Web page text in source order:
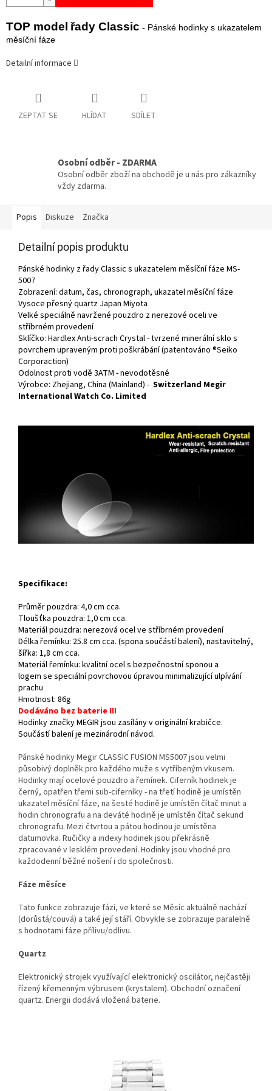
TOP model řady Classic - Pánské hodinky s ukazatelem
měsíční fáze
Detailní informace
ZEPTAT SE HLÍDAT SDÍLET
Osobní odběr - ZDARMA
Osobní odběr zboží na obchodě je u nás pro zákazníky
vždy zdarma.
Popis Diskuze Značka
Detailní popis produktu
Pánské hodinky z řady Classic s ukazatelem měsíční fáze MS-
5007
Zobrazení: datum, čas, chronograph, ukazatel měsíční fáze
Vysoce přesný quartz Japan Miyota
Velké speciálně navržené pouzdro z nerezové oceli ve
stříbrném provedení
Sklíčko: Hardlex Anti-scrach Crystal - tvrzené minerální sklo s
povrchem upraveným proti poškrábání (patentováno ®Seiko
Corporaction)
Odolnost proti vodě 3ATM - nevodotěsné
Výrobce: Zhejiang, China (Mainland) - Switzerland Megir
International Watch Co. Limited
Specifikace:
Průměr pouzdra: 4,0 cm cca.
Tloušťka pouzdra: 1,0 cm cca.
Materiál pouzdra: nerezová ocel ve stříbrném provedení
Délka řemínku: 25.8 cm cca. (spona součástí balení), nastavitelný,
šířka: 1,8 cm cca.
Materiál řemínku: kvalitní ocel s bezpečnostní sponou a
logem se speciální povrchovou úpravou minimalizující ulpívání
prachu
Hmotnost: 86g
Dodáváno bez baterie !!!
Hodinky značky MEGIR jsou zasílány v originální krabičce.
Součástí balení je mezinárodní návod.
Pánské hodinky Megir CLASSIC FUSION MS5007 jsou velmi
působivý doplněk pro každého muže s vytříbeným vkusem.
Hodinky mají ocelové pouzdro a řemínek. Ciferník hodinek je
černý, opatřen třemi sub-ciferníky - na třetí hodině je umístěn
ukazatel měsíční fáze, na šesté hodině je umístěn čítač minut a
hodin chronografu a na deváté hodině je umístěn čítač sekund
chronografu. Mezi čtvrtou a pátou hodinou je umístěna
datumovka. Ručičky a indexy hodinek jsou překrásně
zpracované v lesklém provedení. Hodinky jsou vhodné pro
každodenní běžné nošení i do společnosti.
Fáze měsíce
Tato funkce zobrazuje fázi, ve které se Měsíc aktuálně nachází
(dorůstá/couvá) a také její stáří. Obvykle se zobrazuje paralelně
s hodnotami fáze přílivu/odlivu.
Quartz
Elektronický strojek využívající elektronický oscilátor, nejčastěji
řízený křemenným výbrusem (krystalem). Obchodní označení
quartz. Energii dodává vložená baterie.